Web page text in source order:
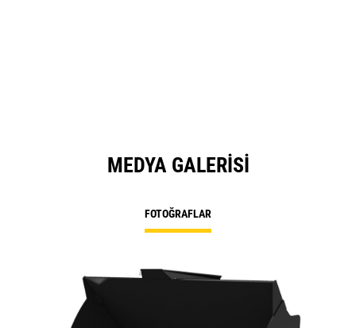
MEDYA GALERISI
FOTOĞRAFLAR